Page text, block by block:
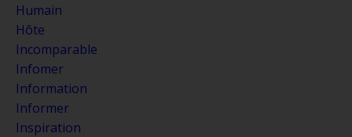
Humain
Hôte
Incomparable
Infomer
Information
Informer
Inspiration